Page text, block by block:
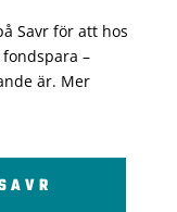
Savr för att hos
–
är. Mer